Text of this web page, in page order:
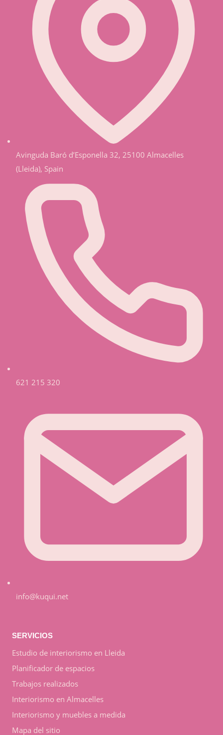
Avinguda Baró d’Esponella 32, 25100 Almacelles
(Lleida), Spain
621 215 320
info@kuqui.net
SERVICIOS
Estudio de interiorismo en Lleida
Planificador de espacios
Trabajos realizados
Interiorismo en Almacelles
Interiorismo y muebles a medida
Mapa del sitio